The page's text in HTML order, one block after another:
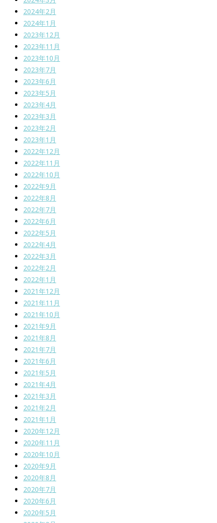
2024年2月
2024年1月
2023年12月
2023年11月
2023年10月
2023年7月
2023年6月
2023年5月
2023年4月
2023年3月
2023年2月
2023年1月
2022年12月
2022年11月
2022年10月
2022年9月
2022年8月
2022年7月
2022年6月
2022年5月
2022年4月
2022年3月
2022年2月
2022年1月
2021年12月
2021年11月
2021年10月
2021年9月
2021年8月
2021年7月
2021年6月
2021年5月
2021年4月
2021年3月
2021年2月
2021年1月
2020年12月
2020年11月
2020年10月
2020年9月
2020年8月
2020年7月
2020年6月
2020年5月